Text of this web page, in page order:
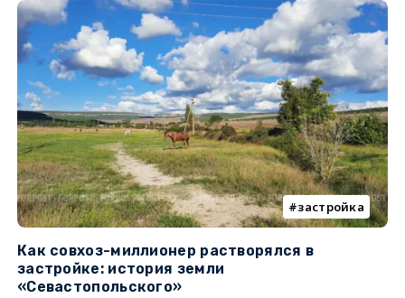
застройка
Как совхоз-миллионер растворялся в
застройке: история земли
«Севастопольского»